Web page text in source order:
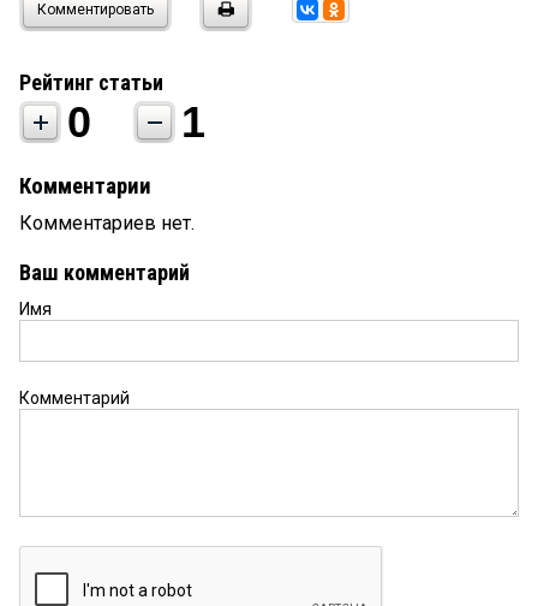
Комментировать
Рейтинг статьи
0 1
Комментарии
Комментариев нет.
Ваш комментарий
Имя
Комментарий